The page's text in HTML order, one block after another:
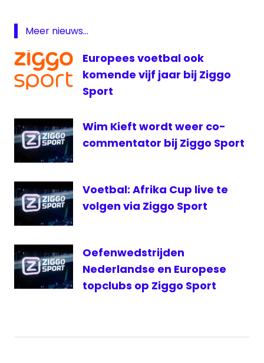
Sport
Meer nieuws...
Europees voetbal ook
komende vijf jaar bij Ziggo
Sport
Wim Kieft wordt weer co-
commentator bij Ziggo Sport
Voetbal: Afrika Cup live te
volgen via Ziggo Sport
Oefenwedstrijden
Nederlandse en Europese
topclubs op Ziggo Sport